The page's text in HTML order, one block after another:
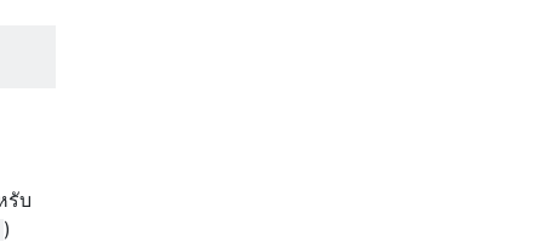
รับ
)